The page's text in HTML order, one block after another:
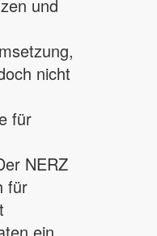
und
nicht
für
NERZ
für